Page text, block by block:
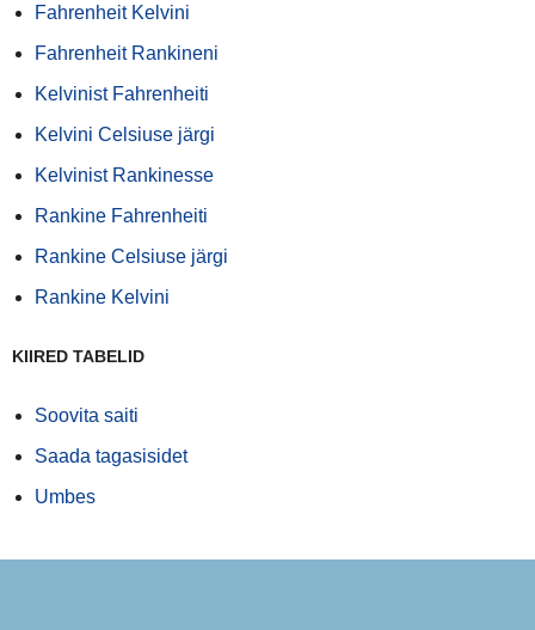
Fahrenheit Kelvini
Fahrenheit Rankineni
Kelvinist Fahrenheiti
Kelvini Celsiuse järgi
Kelvinist Rankinesse
Rankine Fahrenheiti
Rankine Celsiuse järgi
Rankine Kelvini
KIIRED TABELID
Soovita saiti
Saada tagasisidet
Umbes